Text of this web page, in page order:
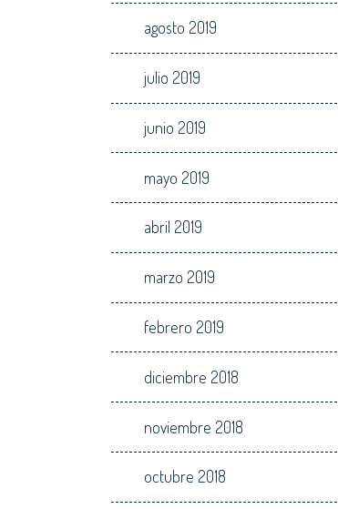
agosto 2019
julio 2019
junio 2019
mayo 2019
abril 2019
marzo 2019
febrero 2019
diciembre 2018
noviembre 2018
octubre 2018